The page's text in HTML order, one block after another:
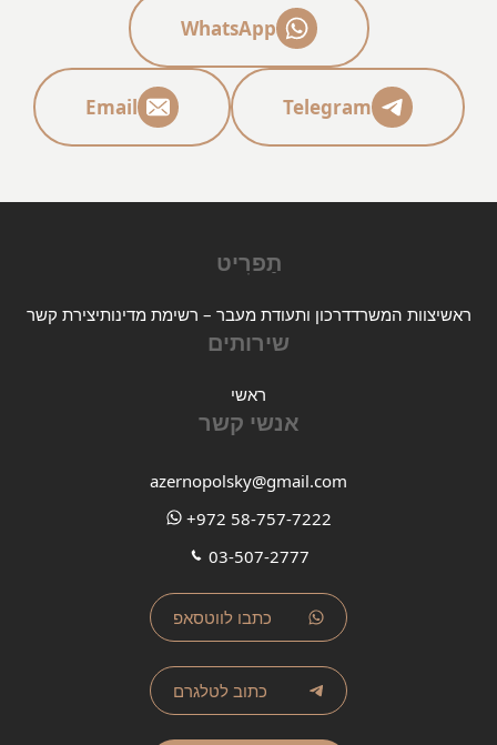
WhatsApp
Telegram
Email
תַפרִיט
ראשיצוות המשרדדרכון ותעודת מעבר – רשימת מדינותיצירת קשר
שירותים
ראשי
אנשי קשר
azernopolsky@gmail.com
+972 58-757-7222
03-507-2777
כתבו לווטסאפ
כתוב לטלגרם